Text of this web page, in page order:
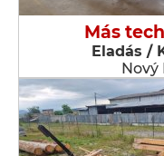
Más
Eladás /
Nový